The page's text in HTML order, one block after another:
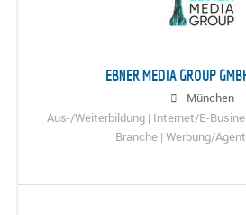
EBNER MEDIA GROUP
München
Aus-/Weiterbildung | Internet/E-
Branche | Werbung/